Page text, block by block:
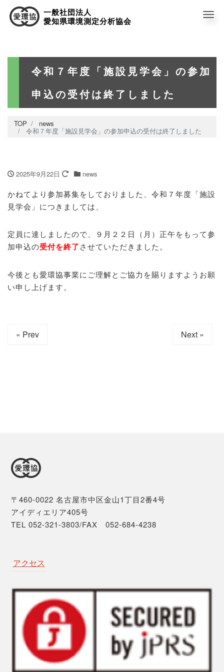
一般社団法人
愛知県環境測定分析協会
令和７年度「施設見学会」の参加
申込の受付は終了しました
TOP news
令和７年度「施設見学会」の参加申込の受付は終了しました
2025年9月22日 news
かねてより参加募集をしておりました、令和７年度「施設
見学会」につきましては、
定員に達しましたので、９月２２日（月）正午をもって参
加申込の受付を終了させていただきました。
今後とも愛環協事業にご理解とご協力を賜りますようお願
い申し上げます。
« Prev Next »
〒460-0022 名古屋市中区金山1丁目2番4号
アイディエリア405号
TEL 052-321-3803/FAX 052-684-4238
アクセス